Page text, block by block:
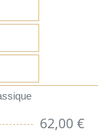
62,00 €